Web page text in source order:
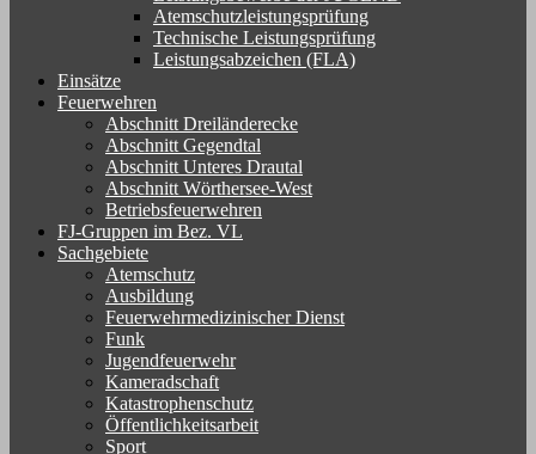
Atemschutzleistungsprüfung
Technische Leistungsprüfung
Leistungsabzeichen (FLA)
Einsätze
Feuerwehren
Abschnitt Dreiländerecke
Abschnitt Gegendtal
Abschnitt Unteres Drautal
Abschnitt Wörthersee-West
Betriebsfeuerwehren
FJ-Gruppen im Bez. VL
Sachgebiete
Atemschutz
Ausbildung
Feuerwehrmedizinischer Dienst
Funk
Jugendfeuerwehr
Kameradschaft
Katastrophenschutz
Öffentlichkeitsarbeit
Sport